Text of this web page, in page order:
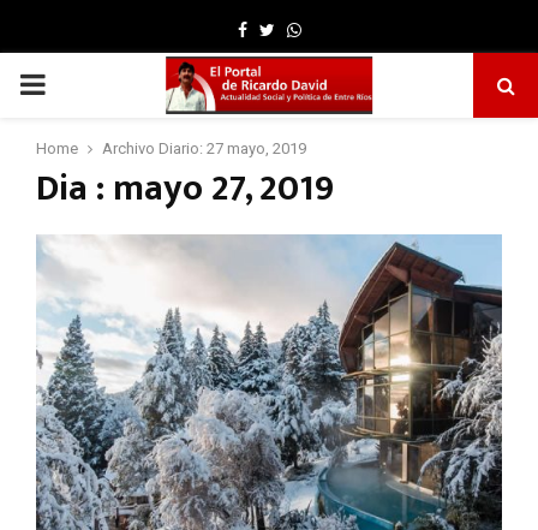
Facebook
TwitterWhatsapp
PRIMARY
MENU
Home Archivo Diario: 27 mayo, 2019
Dia : mayo 27, 2019